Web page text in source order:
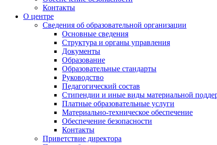
Контакты
О центре
Сведения об образовательной организации
Основные сведения
Структура и органы управления
Документы
Образование
Образовательные стандарты
Руководство
Педагогический состав
Стипендии и иные виды материальной
Платные образовательные услуги
Материально-техническое обеспечение
Обеспечение безопасности
Контакты
Приветствие директора